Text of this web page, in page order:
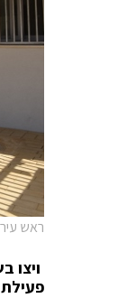
ראש
ויצו